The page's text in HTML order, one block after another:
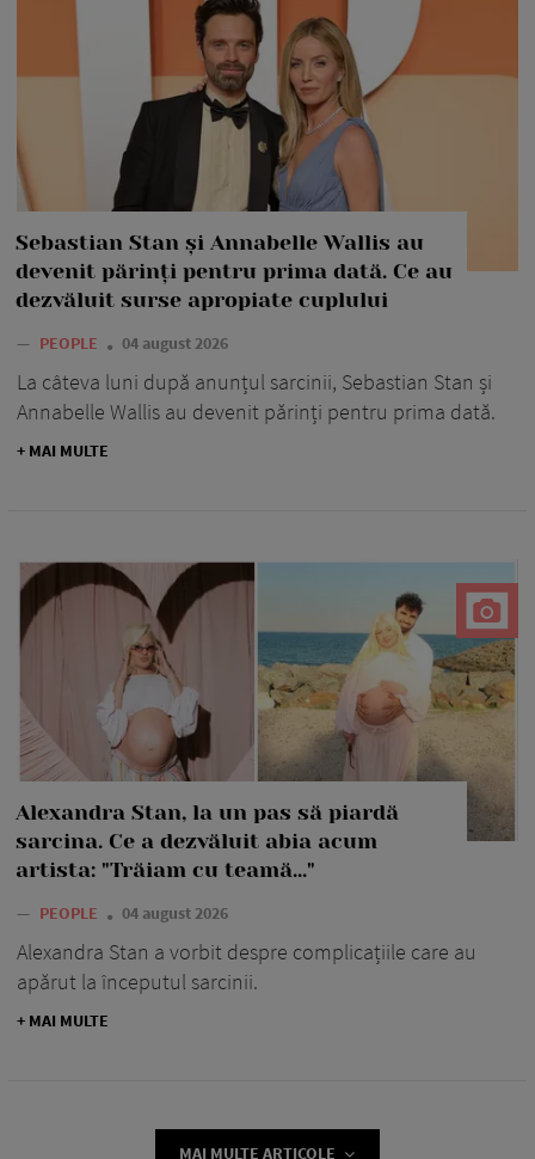
Sebastian Stan și Annabelle Wallis au
devenit părinți pentru prima dată. Ce au
dezvăluit surse apropiate cuplului
— PEOPLE 04 august 2026
La câteva luni după anunțul sarcinii, Sebastian Stan și
Annabelle Wallis au devenit părinți pentru prima dată.
+ MAI MULTE
Alexandra Stan, la un pas să piardă
sarcina. Ce a dezvăluit abia acum
artista: "Trăiam cu teamă..."
— PEOPLE 04 august 2026
Alexandra Stan a vorbit despre complicațiile care au
apărut la începutul sarcinii.
+ MAI MULTE
MAI MULTE ARTICOLE